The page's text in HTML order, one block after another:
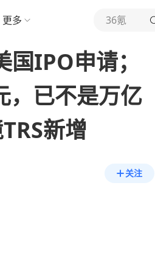
更多 36氪
IPO申请；
，已不是万亿
新增
关注